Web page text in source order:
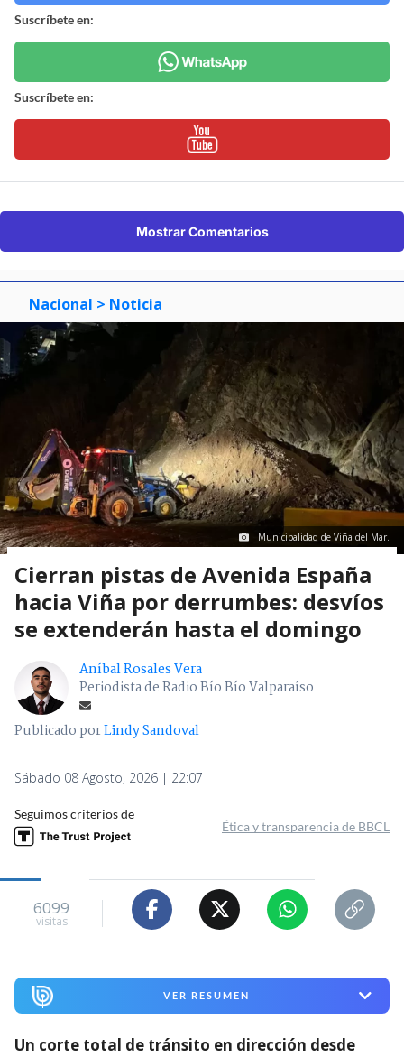
Suscríbete en:
Suscríbete en:
Mostrar Comentarios
Nacional > Noticia
Municipalidad de Viña del Mar.
Cierran pistas de Avenida España
hacia Viña por derrumbes: desvíos
se extenderán hasta el domingo
Aníbal Rosales Vera
Periodista de Radio Bío Bío Valparaíso
Publicado porLindy Sandoval
Sábado 08 Agosto, 2026 | 22:07
Seguimos criterios de
Ética y transparencia de BBCL
6099
visitas
VER RESUMEN
Un corte total de tránsito en dirección desde